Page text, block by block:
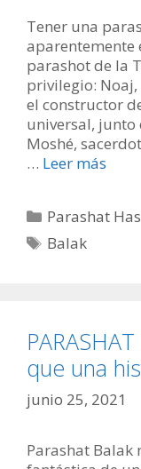
Tener una
aparentemente
parashot de la
privilegio: Noaj,
el constructor
universal, junto
Moshé,
… Leer más
Categorías
Parashat
Etiquetas
Balak
que una
junio 25, 2021
Parashat Balak